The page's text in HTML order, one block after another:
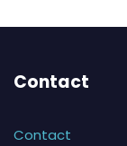
Contact
Contact